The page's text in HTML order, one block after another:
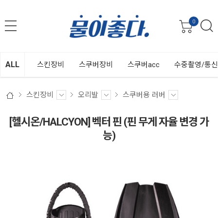
0
ALL 스킨장비 스쿠버장비 스쿠버acc 수중촬영/통
스킨장비 오리발 스쿠버용 러버
[헬시온/HALCYON] 벡터 핀 (핀 무게 자율 변경 가
능)